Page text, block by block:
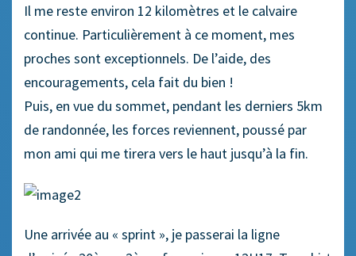
Il me reste environ 12 kilomètres et le calvaire
continue. Particulièrement à ce moment, mes
proches sont exceptionnels. De l’aide, des
encouragements, cela fait du bien !
Puis, en vue du sommet, pendant les derniers 5km
de randonnée, les forces reviennent, poussé par
mon ami qui me tirera vers le haut jusqu’à la fin.
Une arrivée au « sprint », je passerai la ligne